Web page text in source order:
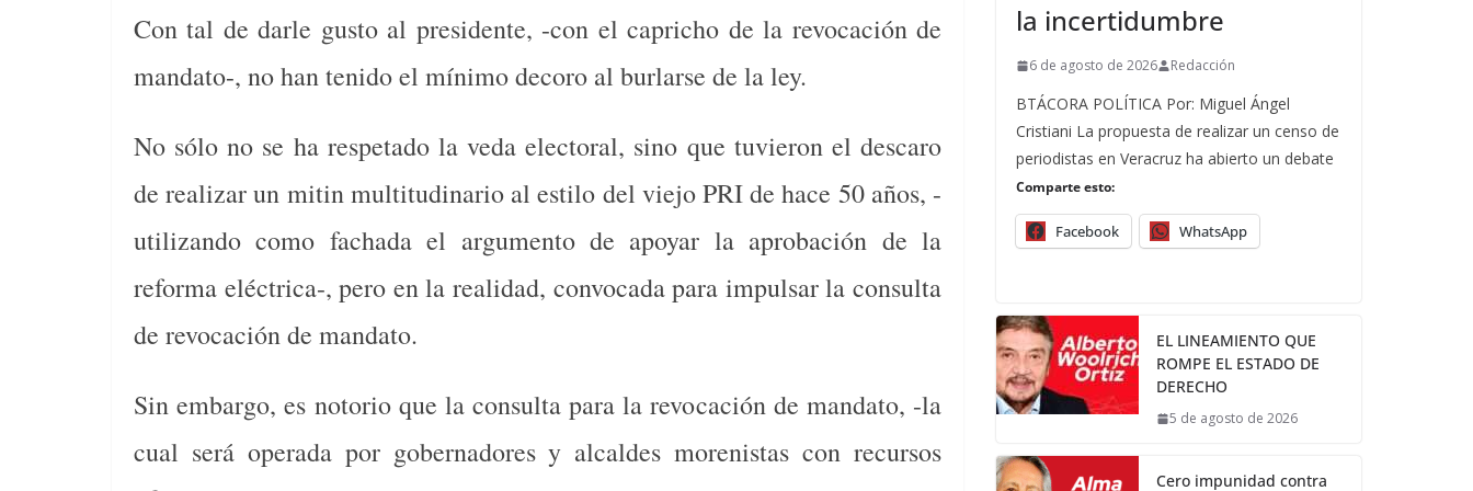
Con tal de darle gusto al presidente, -con el capricho de la revocación de
mandato-, no han tenido el mínimo decoro al burlarse de la ley.
No sólo no se ha respetado la veda electoral, sino que tuvieron el descaro
de realizar un mitin multitudinario al estilo del viejo PRI de hace 50 años, -
utilizando como fachada el argumento de apoyar la aprobación de la
reforma eléctrica-, pero en la realidad, convocada para impulsar la consulta
de revocación de mandato.
Sin embargo, es notorio que la consulta para la revocación de mandato, -la
cual será operada por gobernadores y alcaldes morenistas con recursos
la incertidumbre
6 de agosto de 2026 Redacción
BTÁCORA POLÍTICA Por: Miguel Ángel
Cristiani La propuesta de realizar un censo de
periodistas en Veracruz ha abierto un debate
Comparte esto:
Facebook WhatsApp
EL LINEAMIENTO QUE
ROMPE EL ESTADO DE
DERECHO
5 de agosto de 2026
Cero impunidad contra